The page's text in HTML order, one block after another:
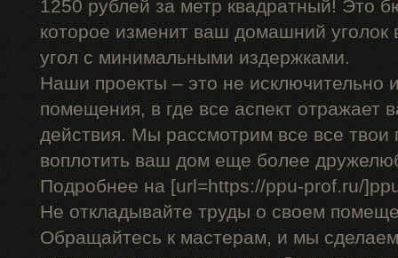
1250 рублей за метр квадратный! Это
которое изменит ваш домашний уголок
угол с минимальными издержками.
Наши проекты – это не исключительно
помещения, в где все аспект отражает
действия. Мы рассмотрим все все твои
воплотить ваш дом еще более
Подробнее на [url=https://ppu-prof.ru/
Не откладывайте труды о своем
Обращайтесь к мастерам, и мы